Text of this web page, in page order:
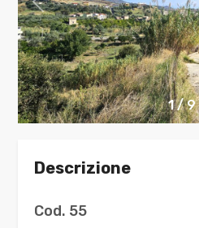
1 / 9
Descrizione
Cod. 55
Comune
Tipologia
multiscelta